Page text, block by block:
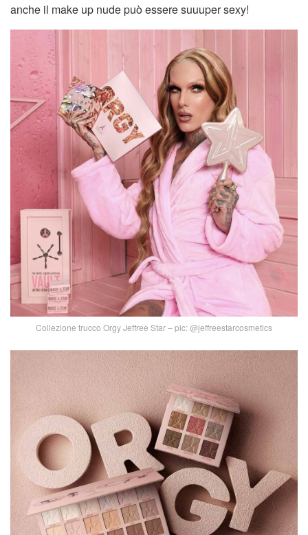
anche il make up nude può essere suuuper sexy!
Collezione trucco Orgy Jeffree Star – pic: @jeffreestarcosmetics